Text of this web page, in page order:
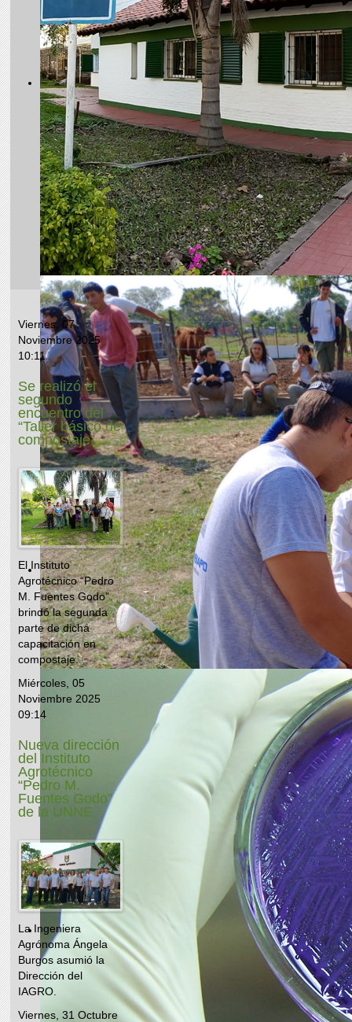
Viernes, 07
Noviembre 2025
10:11
Se realizó el
segundo
encuentro del
“Taller básico de
compostaje”
El Instituto
Agrotécnico “Pedro
M. Fuentes Godo”
brindó la segunda
parte de dicha
capacitación en
compostaje.
Miércoles, 05
Noviembre 2025
09:14
Nueva dirección
del Instituto
Agrotécnico
“Pedro M.
Fuentes Godo”
de la UNNE
La Ingeniera
Agrónoma Ángela
Burgos asumió la
Dirección del
IAGRO.
Viernes, 31 Octubre